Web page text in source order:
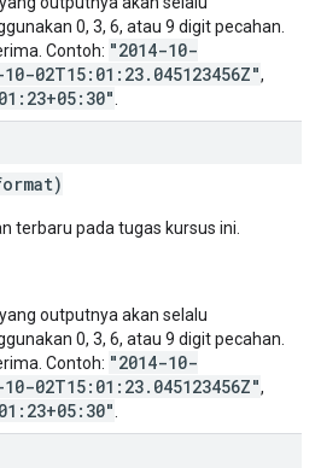
0, 3, 6, atau 9 digit pecahan.
Contoh: "2014-10-
02T15:01:23.045123456Z",
terbaru pada tugas kursus ini.
outputnya akan selalu
0, 3, 6, atau 9 digit pecahan.
Contoh: "2014-10-
02T15:01:23.045123456Z",